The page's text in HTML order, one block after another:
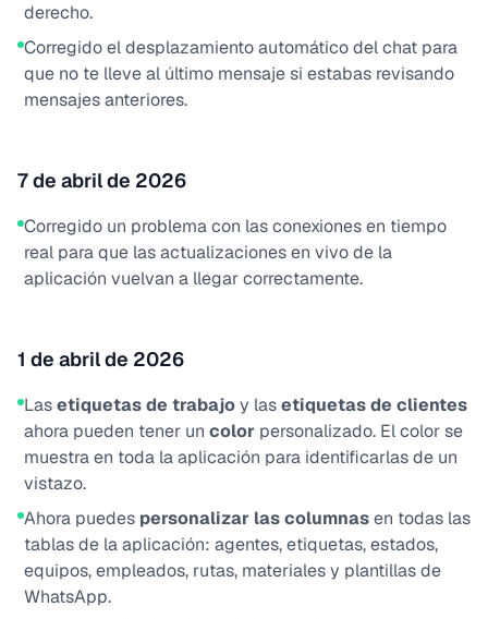
derecho.
Corregido el desplazamiento automático del chat para
que no te lleve al último mensaje si estabas revisando
mensajes anteriores.
7 de abril de 2026
Corregido un problema con las conexiones en tiempo
real para que las actualizaciones en vivo de la
aplicación vuelvan a llegar correctamente.
1 de abril de 2026
Lasetiquetas de trabajoy lasetiquetas de clientes
ahora pueden tener un color personalizado. El color se
muestra en toda la aplicación para identificarlas de un
vistazo.
Ahora puedes personalizar las columnasen todas las
tablas de la aplicación: agentes, etiquetas, estados,
equipos, empleados, rutas, materiales y plantillas de
WhatsApp.